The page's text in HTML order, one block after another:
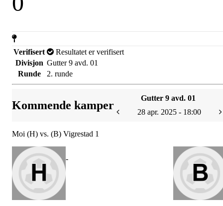
Verifisert
Resultatet er verifisert
Divisjon Gutter 9 avd. 01
Runde
2. runde
Kommende kamper
Gutter 9 avd. 01
28 apr. 2025 - 18:00
Moi (H) vs. (B) Vigrestad 1
-